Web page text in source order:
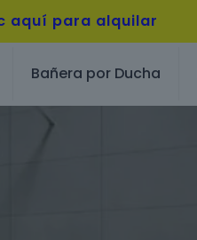
aquí para alquilar
Bañera por Ducha